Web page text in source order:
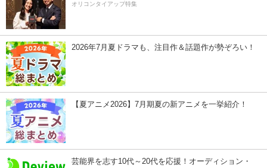
オリコンタイアップ特集
2026年7月夏ドラマも、注目作＆話題作が勢ぞろい！
【夏アニメ2026】7月期夏の新アニメを一挙紹介！
芸能界を志す10代～20代を応援！オーディション・